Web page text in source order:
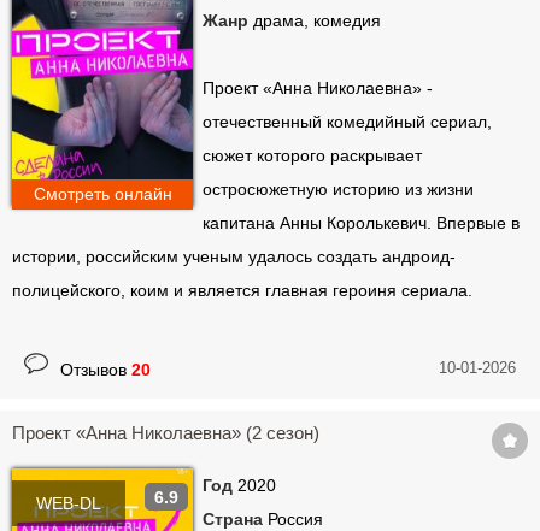
Волшебный участок
Лихие (2 сезон) Ронин (2 сезон)
Жанр драма, комедия
Проект «Анна Николаевна» -
отечественный комедийный сериал,
сюжет которого раскрывает
остросюжетную историю из жизни
капитана Анны Королькевич. Впервые в
истории, российским ученым удалось создать андроид-
полицейского, коим и является главная героиня сериала.
Смотреть онлайн
Отзывов 20 10-01-2026
Проект «Анна Николаевна» (2 сезон)
6.9
WEB-DL
Год 2020
Страна Россия